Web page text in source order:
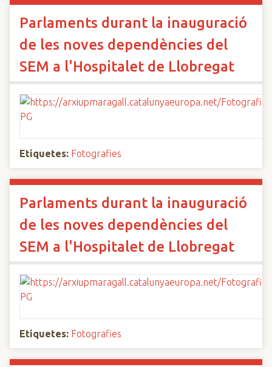
Parlaments durant la inauguració
de les noves dependències del
SEM a l'Hospitalet de Llobregat
Etiquetes: Fotografies
Parlaments durant la inauguració
de les noves dependències del
SEM a l'Hospitalet de Llobregat
Etiquetes: Fotografies